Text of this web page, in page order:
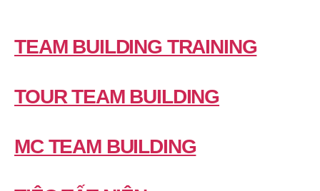
TEAM BUILDING TRAINING
TOUR TEAM BUILDING
MC TEAM BUILDING